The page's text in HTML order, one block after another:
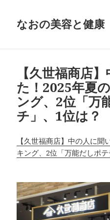
なおの美容と健康
【久世福商店
た！2025年夏
ング、2位「万
チ」、1位は？
【久世福商店】中の人に聞
キング、2位「万能だしポ